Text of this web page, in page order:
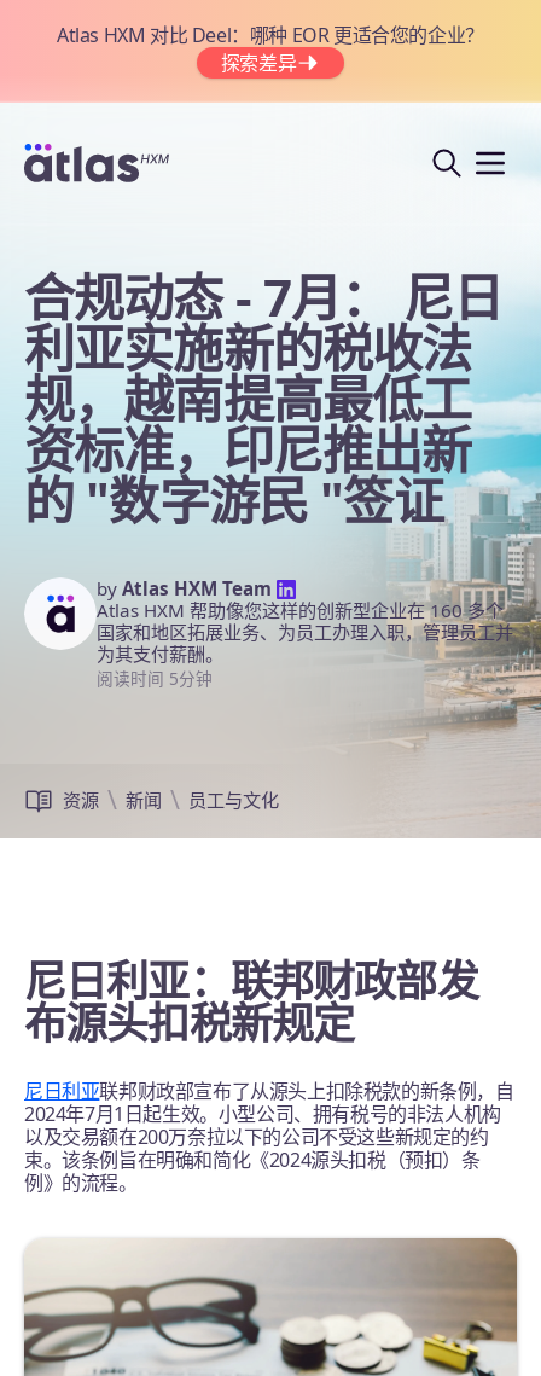
Atlas HXM 对比 Deel：哪种 EOR 更适合您的企业？
探索差异
合规动态 - 7月： 尼日
利亚实施新的税收法
规，越南提高最低工
资标准，印尼推出新
的 "数字游民 "签证
by Atlas HXM Team
Atlas HXM 帮助像您这样的创新型企业在 160 多个
国家和地区拓展业务、为员工办理入职，管理员工并
为其支付薪酬。
阅读时间 5分钟
资源 新闻 员工与文化
尼日利亚：联邦财政部发
布源头扣税新规定
尼日利亚联邦财政部宣布了从源头上扣除税款的新条例，自
2024年7月1日起生效。小型公司、拥有税号的非法人机构
以及交易额在200万奈拉以下的公司不受这些新规定的约
束。该条例旨在明确和简化《2024源头扣税（预扣）条
例》的流程。